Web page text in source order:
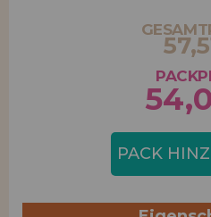
PACK